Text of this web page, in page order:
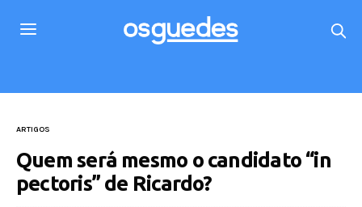
ARTIGOS
Quem será mesmo o candidato “in
pectoris” de Ricardo?